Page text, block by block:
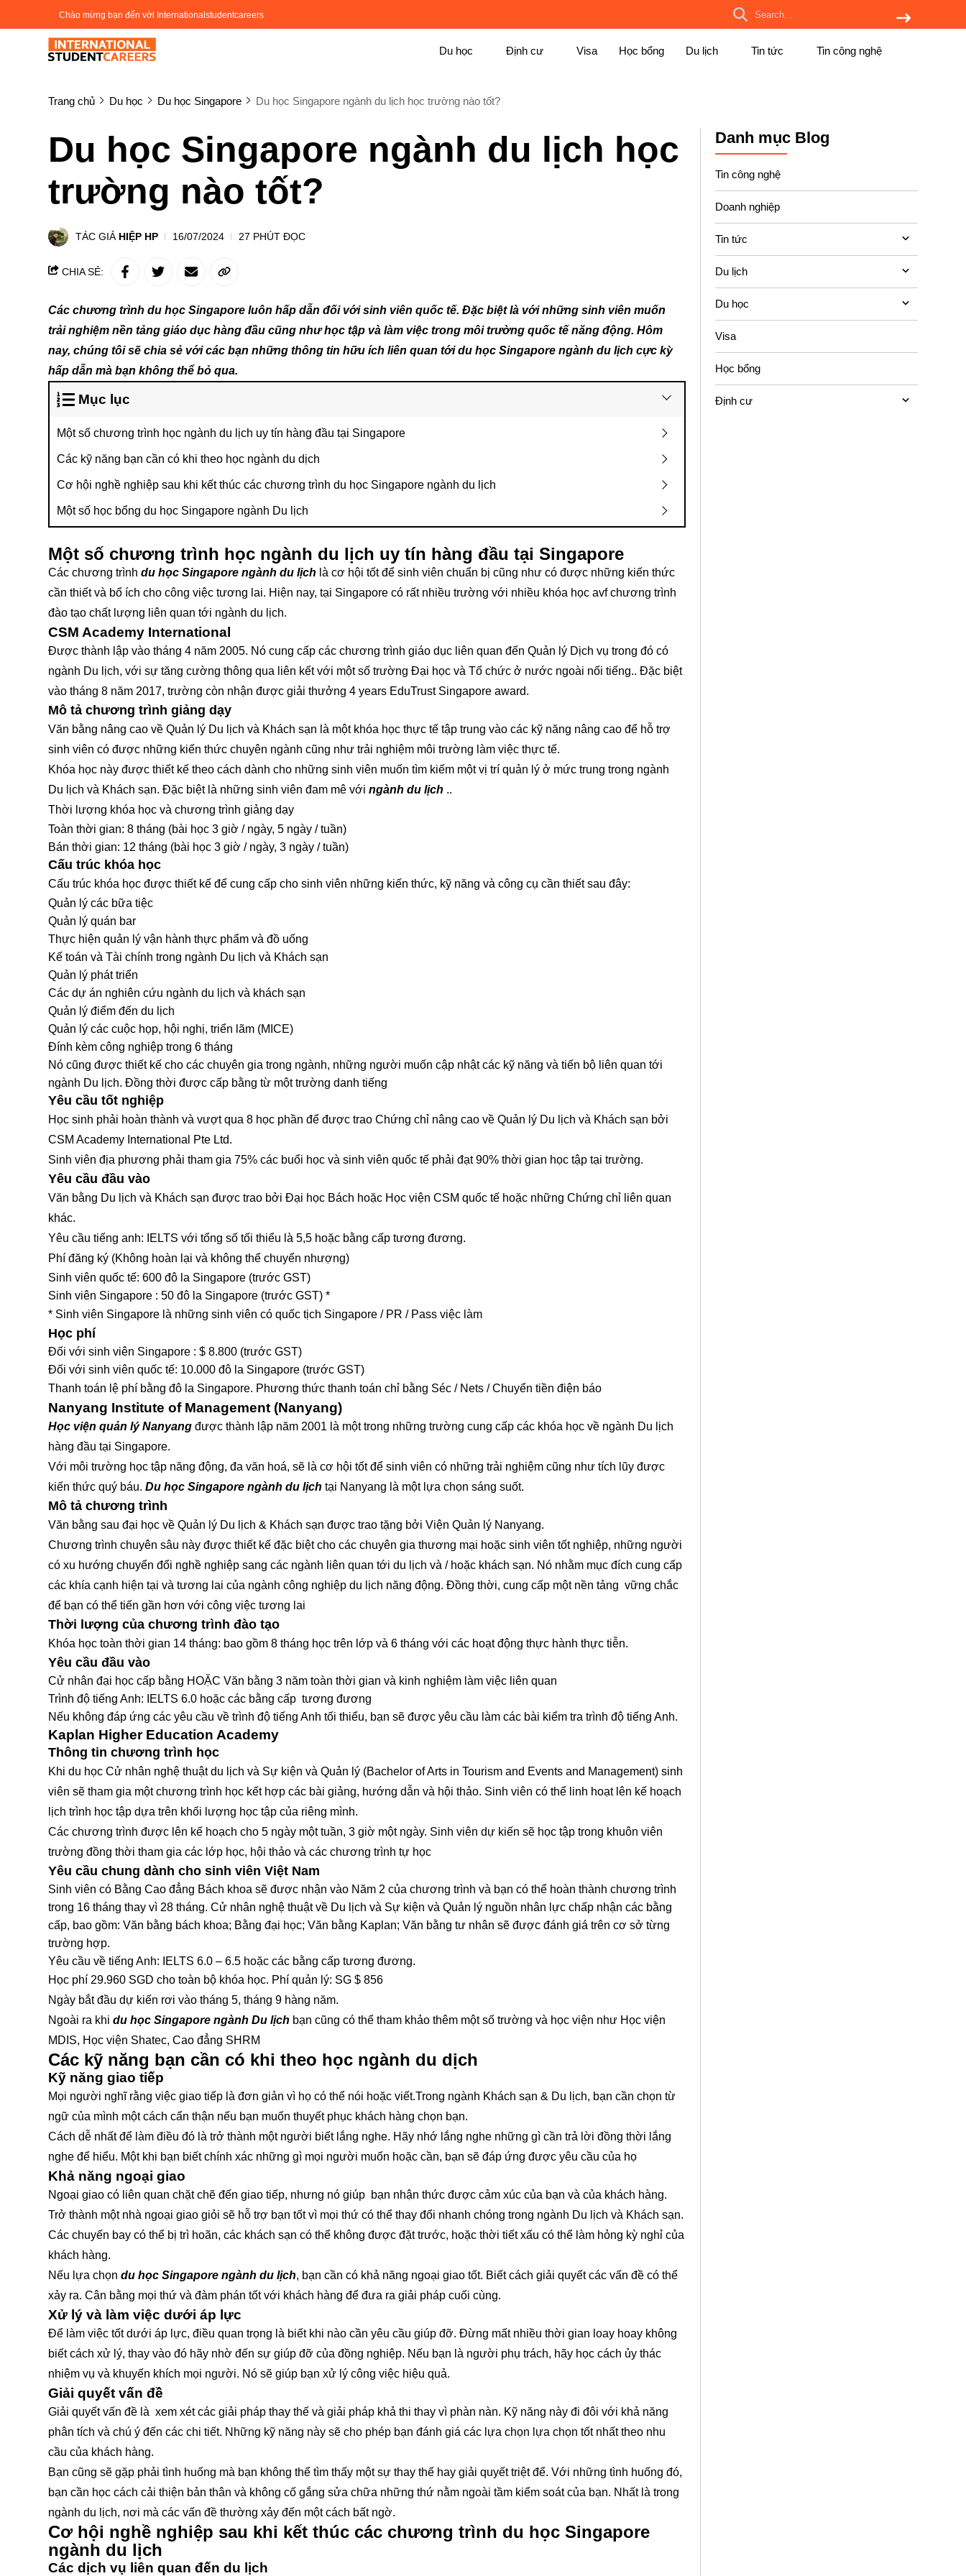
Chào mừng bạn đến với Internationalstudentcareers
Du học Định cư Visa Học bổng Du lịch Tin tức Tin công nghệ
Trang chủ Du học Du học Singapore Du học Singapore ngành du lịch học trường nào tốt?
Du học Singapore ngành du lịch học
trường nào tốt?
TÁC GIẢ HIỆP HP 16/07/2024 27 PHÚT ĐỌC
CHIA SẺ:
Các chương trình du học Singapore luôn hấp dẫn đối với sinh viên quốc tế. Đặc biệt là với những sinh viên muốn
trải nghiệm nền tảng giáo dục hàng đầu cũng như học tập và làm việc trong môi trường quốc tế năng động. Hôm
nay, chúng tôi sẽ chia sẻ với các bạn những thông tin hữu ích liên quan tới du học Singapore ngành du lịch cực kỳ
hấp dẫn mà bạn không thể bỏ qua.
Mục lục
Một số chương trình học ngành du lịch uy tín hàng đầu tại Singapore
Các kỹ năng bạn cần có khi theo học ngành du dịch
Cơ hội nghề nghiệp sau khi kết thúc các chương trình du học Singapore ngành du lịch
Một số học bổng du học Singapore ngành Du lịch
Một số chương trình học ngành du lịch uy tín hàng đầu tại Singapore
Các chương trình du học Singapore ngành du lịch là cơ hội tốt để sinh viên chuẩn bị cũng như có được những kiến thức
cần thiết và bổ ích cho công việc tương lai. Hiện nay, tại Singapore có rất nhiều trường với nhiều khóa học avf chương trình
đào tạo chất lượng liên quan tới ngành du lịch.
CSM Academy International
Được thành lập vào tháng 4 năm 2005. Nó cung cấp các chương trình giáo dục liên quan đến Quản lý Dịch vụ trong đó có
ngành Du lịch, với sự tăng cường thông qua liên kết với một số trường Đại học và Tổ chức ở nước ngoài nổi tiếng.. Đặc biệt
vào tháng 8 năm 2017, trường còn nhận được giải thưởng 4 years EduTrust Singapore award.
Mô tả chương trình giảng dạy
Văn bằng nâng cao về Quản lý Du lịch và Khách sạn là một khóa học thực tế tập trung vào các kỹ năng nâng cao để hỗ trợ
sinh viên có được những kiến thức chuyên ngành cũng như trải nghiệm môi trường làm việc thực tế.
Khóa học này được thiết kế theo cách dành cho những sinh viên muốn tìm kiếm một vị trí quản lý ở mức trung trong ngành
Du lịch và Khách sạn. Đặc biệt là những sinh viên đam mê với ngành du lịch ..
Thời lượng khóa học và chương trình giảng dạy
Toàn thời gian: 8 tháng (bài học 3 giờ / ngày, 5 ngày / tuần)
Bán thời gian: 12 tháng (bài học 3 giờ / ngày, 3 ngày / tuần)
Cấu trúc khóa học
Cấu trúc khóa học được thiết kế để cung cấp cho sinh viên những kiến ​​thức, kỹ năng và công cụ cần thiết sau đây:
Quản lý các bữa tiệc
Quản lý quán bar
Thực hiện quản lý vận hành thực phẩm và đồ uống
Kế toán và Tài chính trong ngành Du lịch và Khách sạn
Quản lý phát triển
Các dự án nghiên cứu ngành du lịch và khách sạn
Quản lý điểm đến du lịch
Quản lý các cuộc họp, hội nghị, triển lãm (MICE)
Đính kèm công nghiệp trong 6 tháng
Nó cũng được thiết kế cho các chuyên gia trong ngành, những người muốn cập nhật các kỹ năng và tiến bộ liên quan tới
ngành Du lịch. Đồng thời được cấp bằng từ một trường danh tiếng
Yêu cầu tốt nghiệp
Học sinh phải hoàn thành và vượt qua 8 học phần để được trao Chứng chỉ nâng cao về Quản lý Du lịch và Khách sạn bởi
CSM Academy International Pte Ltd.
Sinh viên địa phương phải tham gia 75% các buổi học và sinh viên quốc tế phải đạt 90% thời gian học tập tại trường.
Yêu cầu đầu vào
Văn bằng Du lịch và Khách sạn được trao bởi Đại học Bách hoặc Học viện CSM quốc tế hoặc những Chứng chỉ liên quan
khác.
Yêu cầu tiếng anh: IELTS với tổng số tối thiểu là 5,5 hoặc bằng cấp tương đương.
Phí đăng ký (Không hoàn lại và không thể chuyển nhượng)
Sinh viên quốc tế: 600 đô la Singapore (trước GST)
Sinh viên Singapore : 50 đô la Singapore (trước GST) *
* Sinh viên Singapore là những sinh viên có quốc tịch Singapore / PR / Pass việc làm
Học phí
Đối với sinh viên Singapore : $ 8.800 (trước GST)
Đối với sinh viên quốc tế: 10.000 đô la Singapore (trước GST)
Thanh toán lệ phí bằng đô la Singapore. Phương thức thanh toán chỉ bằng Séc / Nets / Chuyển tiền điện báo
Nanyang Institute of Management (Nanyang)
Học viện quản lý Nanyang được thành lập năm 2001 là một trong những trường cung cấp các khóa học về ngành Du lịch
hàng đầu tại Singapore.
Với môi trường học tập năng động, đa văn hoá, sẽ là cơ hội tốt để sinh viên có những trải nghiệm cũng như tích lũy được
kiến thức quý báu. Du học Singapore ngành du lịch tại Nanyang là một lựa chọn sáng suốt.
Mô tả chương trình
Văn bằng sau đại học về Quản lý Du lịch & Khách sạn được trao tặng bởi Viện Quản lý Nanyang.
Chương trình chuyên sâu này được thiết kế đặc biệt cho các chuyên gia thương mại hoặc sinh viên tốt nghiệp, những người
có xu hướng chuyển đổi nghề nghiệp sang các ngành liên quan tới du lịch và / hoặc khách sạn. Nó nhằm mục đích cung cấp
các khía cạnh hiện tại và tương lai của ngành công nghiệp du lịch năng động. Đồng thời, cung cấp một nền tảng vững chắc
để bạn có thể tiến gần hơn với công việc tương lai
Thời lượng của chương trình đào tạo
Khóa học toàn thời gian 14 tháng: bao gồm 8 tháng học trên lớp và 6 tháng với các hoạt động thực hành thực tiễn.
Yêu cầu đầu vào
Cử nhân đại học cấp bằng HOẶC Văn bằng 3 năm toàn thời gian và kinh nghiệm làm việc liên quan
Trình độ tiếng Anh: IELTS 6.0 hoặc các bằng cấp tương đương
Nếu không đáp ứng các yêu cầu về trình độ tiếng Anh tối thiểu, bạn sẽ được yêu cầu làm các bài kiểm tra trình độ tiếng Anh.
Kaplan Higher Education Academy
Thông tin chương trình học
Khi du học Cử nhân nghệ thuật du lịch và Sự kiện và Quản lý (Bachelor of Arts in Tourism and Events and Management) sinh
viên sẽ tham gia một chương trình học kết hợp các bài giảng, hướng dẫn và hội thảo. Sinh viên có thể linh hoạt lên kế hoạch
lịch trình học tập dựa trên khối lượng học tập của riêng mình.
Các chương trình được lên kế hoạch cho 5 ngày một tuần, 3 giờ một ngày. Sinh viên dự kiến sẽ học tập trong khuôn viên
trường đồng thời tham gia các lớp học, hội thảo và các chương trình tự học
Yêu cầu chung dành cho sinh viên Việt Nam
Sinh viên có Bằng Cao đẳng Bách khoa sẽ được nhận vào Năm 2 của chương trình và bạn có thể hoàn thành chương trình
trong 16 tháng thay vì 28 tháng. Cử nhân nghệ thuật về Du lịch và Sự kiện và Quản lý nguồn nhân lực chấp nhận các bằng
cấp, bao gồm: Văn bằng bách khoa; Bằng đại học; Văn bằng Kaplan; Văn bằng tư nhân sẽ được đánh giá trên cơ sở từng
trường hợp.
Yêu cầu về tiếng Anh: IELTS 6.0 – 6.5 hoặc các bằng cấp tương đương.
Học phí 29.960 SGD cho toàn bộ khóa học. Phí quản lý: SG $ 856
Ngày bắt đầu dự kiến rơi vào tháng 5, tháng 9 hàng năm.
Ngoài ra khi du học Singapore ngành Du lịch bạn cũng có thể tham khảo thêm một số trường và học viện như Học viện
MDIS, Học viện Shatec, Cao đẳng SHRM
Các kỹ năng bạn cần có khi theo học ngành du dịch
Kỹ năng giao tiếp
Mọi người nghĩ rằng việc giao tiếp là đơn giản vì họ có thể nói hoặc viết.Trong ngành Khách sạn & Du lịch, bạn cần chọn từ
ngữ của mình một cách cẩn thận nếu bạn muốn thuyết phục khách hàng chọn bạn.
Cách dễ nhất để làm điều đó là trở thành một người biết lắng nghe. Hãy nhớ lắng nghe những gì cần trả lời đồng thời lắng
nghe để hiểu. Một khi bạn biết chính xác những gì mọi người muốn hoặc cần, bạn sẽ đáp ứng được yêu cầu của họ
Khả năng ngoại giao
Ngoại giao có liên quan chặt chẽ đến giao tiếp, nhưng nó giúp bạn nhận thức được cảm xúc của bạn và của khách hàng.
Trở thành một nhà ngoại giao giỏi sẽ hỗ trợ bạn tốt vì mọi thứ có thể thay đổi nhanh chóng trong ngành Du lịch và Khách sạn.
Các chuyến bay có thể bị trì hoãn, các khách sạn có thể không được đặt trước, hoặc thời tiết xấu có thể làm hỏng kỳ nghỉ của
khách hàng.
Nếu lựa chọn du học Singapore ngành du lịch, bạn cần có khả năng ngoại giao tốt. Biết cách giải quyết các vấn đề có thể
xảy ra. Cân bằng mọi thứ và đàm phán tốt với khách hàng để đưa ra giải pháp cuối cùng.
Xử lý và làm việc dưới áp lực
Để làm việc tốt dưới áp lực, điều quan trọng là biết khi nào cần yêu cầu giúp đỡ. Đừng mất nhiều thời gian loay hoay không
biết cách xử lý, thay vào đó hãy nhờ đến sự giúp đỡ của đồng nghiệp. Nếu bạn là người phụ trách, hãy học cách ủy thác
nhiệm vụ và khuyến khích mọi người. Nó sẽ giúp bạn xử lý công việc hiệu quả.
Giải quyết vấn đề
Giải quyết vấn đề là xem xét các giải pháp thay thế và giải pháp khả thi thay vì phàn nàn. Kỹ năng này đi đôi với khả năng
phân tích và chú ý đến các chi tiết. Những kỹ năng này sẽ cho phép bạn đánh giá các lựa chọn lựa chọn tốt nhất theo nhu
cầu của khách hàng.
Bạn cũng sẽ gặp phải tình huống mà bạn không thể tìm thấy một sự thay thế hay giải quyết triệt để. Với những tình huống đó,
bạn cần học cách cải thiện bản thân và không cố gắng sửa chữa những thứ nằm ngoài tầm kiểm soát của bạn. Nhất là trong
ngành du lịch, nơi mà các vấn đề thường xảy đến một cách bất ngờ.
Cơ hội nghề nghiệp sau khi kết thúc các chương trình du học Singapore
ngành du lịch
Các dịch vụ liên quan đến du lịch
Danh mục Blog
Tin công nghệ
Doanh nghiệp
Tin tức
Du lịch
Du học
Visa
Học bổng
Định cư